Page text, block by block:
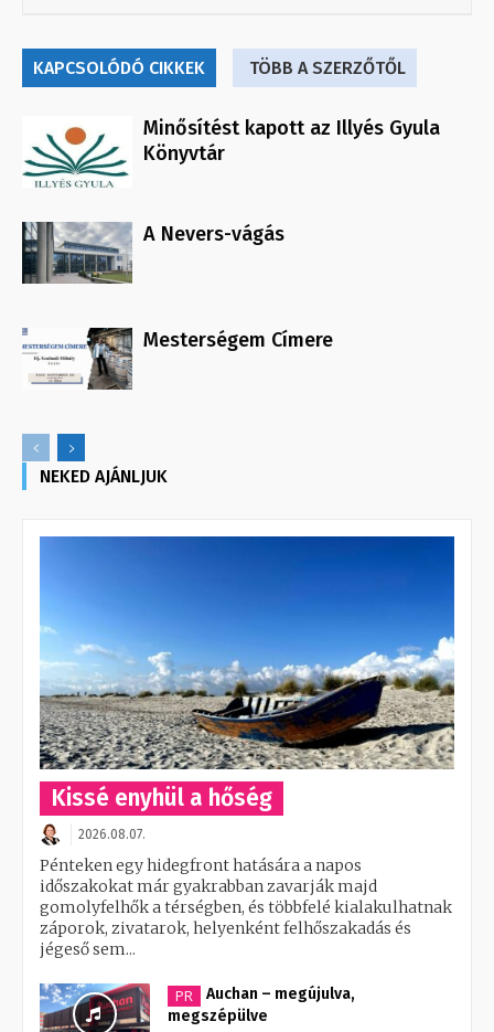
KAPCSOLÓDÓ CIKKEK TÖBB A SZERZŐTŐL
Minősítést kapott az Illyés Gyula
Könyvtár
A Nevers-vágás
Mesterségem Címere
NEKED AJÁNLJUK
Kissé enyhül a hőség
2026.08.07.
Pénteken egy hidegfront hatására a napos
időszakokat már gyakrabban zavarják majd
gomolyfelhők a térségben, és többfelé kialakulhatnak
záporok, zivatarok, helyenként felhőszakadás és
jégeső sem...
PR
Auchan – megújulva,
megszépülve